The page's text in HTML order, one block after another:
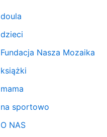
doula
dzieci
Fundacja Nasza Mozaika
książki
mama
na sportowo
O NAS